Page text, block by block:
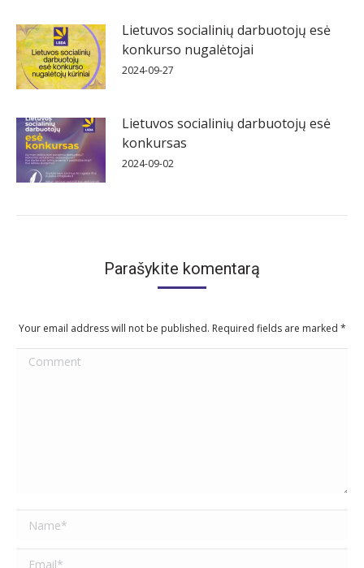
Lietuvos socialinių darbuotojų esė
konkurso nugalėtojai
2024-09-27
Lietuvos socialinių darbuotojų esė
konkursas
2024-09-02
Parašykite komentarą
Your email address will not be published. Required fields are marked *
Comment
Name *
Email *